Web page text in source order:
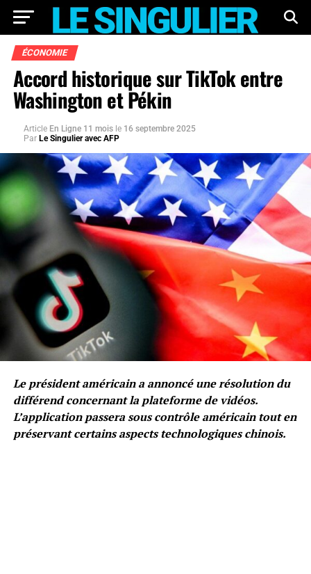
ÉCONOMIE
Accord historique sur TikTok entre
Washington et Pékin
Article En Ligne 11 mois le 16 septembre 2025
Par Le Singulier avec AFP
Le président américain a annoncé une résolution du
différend concernant la plateforme de vidéos.
L’application passera sous contrôle américain tout en
préservant certains aspects technologiques chinois.